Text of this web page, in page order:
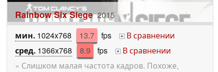
Rainbow Six Siege 2015
мин. 1024x768 13.7 fps +
В сравнении
сред. 1366x768 8.9 fps +
В сравнении
» Слишком малая частота кадров. Похоже,